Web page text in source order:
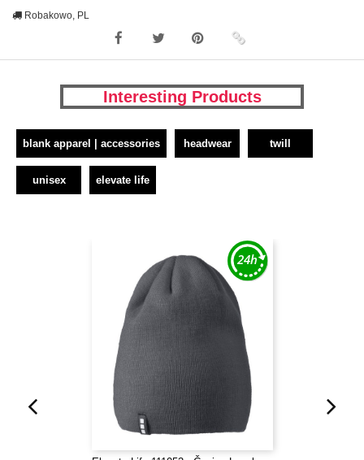
Robakowo, PL
Interesting Products
blank apparel | accessories headwear twill
unisex elevate life